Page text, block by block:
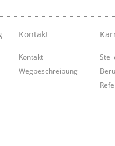
Kontakt
Kontakt
Wegbeschreibung